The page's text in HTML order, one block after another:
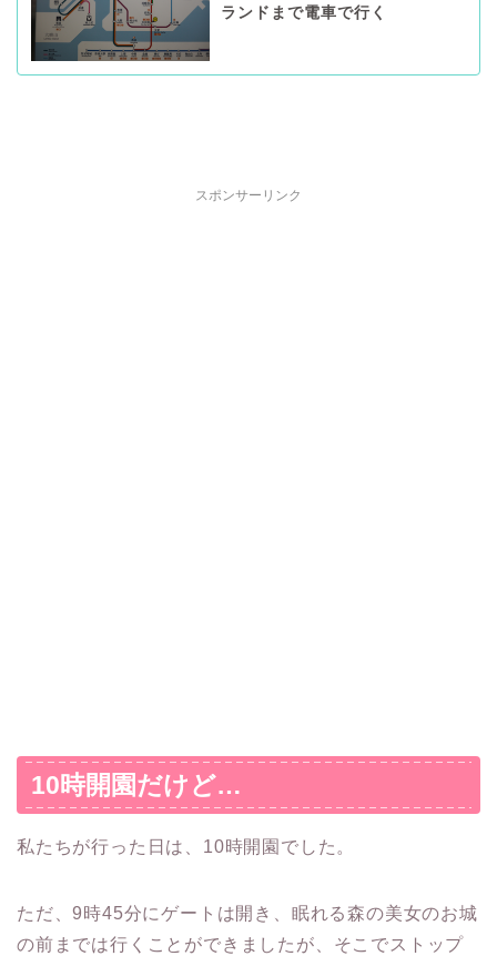
ランドまで電車で行く
スポンサーリンク
10時開園だけど…
私たちが行った日は、10時開園でした。
ただ、9時45分にゲートは開き、眠れる森の美女のお城
の前までは行くことができましたが、そこでストップ